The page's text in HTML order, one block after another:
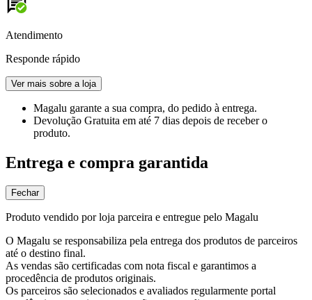
Atendimento
Responde rápido
Ver mais sobre a loja
Magalu garante a sua compra, do pedido à entrega.
Devolução Gratuita em até 7 dias depois de receber o
produto.
Entrega e compra garantida
Fechar
Produto vendido por loja parceira e entregue pelo Magalu
O Magalu se responsabiliza pela entrega dos produtos de parceiros
até o destino final.
As vendas são certificadas com nota fiscal e garantimos a
procedência de produtos originais.
Os parceiros são selecionados e avaliados regularmente portal